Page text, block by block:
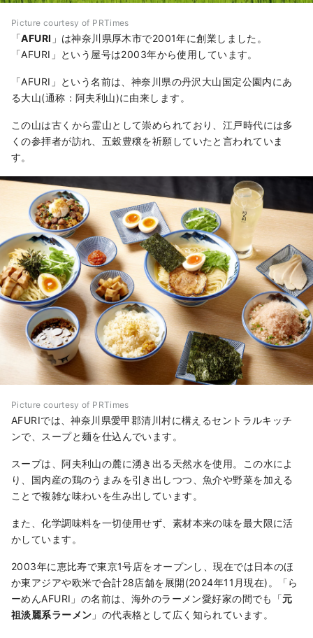
Picture courtesy of PRTimes
「AFURI 」は神奈川県厚木市で2001年に創業しました。
「AFURI」という屋号は2003年から使用しています。
「AFURI」という名前は、神奈川県の丹沢大山国定公園内にあ
る大山(通称：阿夫利山)に由来します。
この山は古くから霊山として崇められており、江戸時代には多
くの参拝者が訪れ、五穀豊穣を祈願していたと言われていま
す。
Picture courtesy of PRTimes
AFURIでは、神奈川県愛甲郡清川村に構えるセントラルキッチ
ンで、スープと麺を仕込んでいます。
スープは、阿夫利山の麓に湧き出る天然水を使用。この水によ
り、国内産の鶏のうまみを引き出しつつ、魚介や野菜を加える
ことで複雑な味わいを生み出しています。
また、化学調味料を一切使用せず、素材本来の味を最大限に活
かしています。
2003年に恵比寿で東京1号店をオープンし、現在では日本のほ
か東アジアや欧米で合計28店舗を展開(2024年11月現在)。「ら
ーめんAFURI」の名前は、海外のラーメン愛好家の間でも「元
祖淡麗系ラーメン 」の代表格として広く知られています。